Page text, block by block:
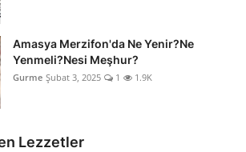
Amasya Merzifon'da Ne Yenir?Ne
Yenmeli?Nesi Meşhur?
Gurme Şubat 3, 2025 1 1.9K
Lezzetler